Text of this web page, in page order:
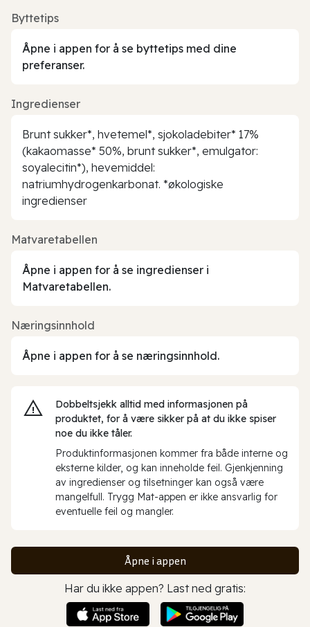
Byttetips
Åpne i appen for å se byttetips med dine
preferanser.
Ingredienser
Brunt sukker*, hvetemel*, sjokoladebiter* 17%
(kakaomasse* 50%, brunt sukker*, emulgator:
soyalecitin*), hevemiddel:
natriumhydrogenkarbonat. *økologiske
ingredienser
Matvaretabellen
Åpne i appen for å se ingredienser i
Matvaretabellen.
Næringsinnhold
Åpne i appen for å se næringsinnhold.
Dobbeltsjekk alltid med informasjonen på
produktet, for å være sikker på at du ikke spiser
noe du ikke tåler.
Produktinformasjonen kommer fra både interne og
eksterne kilder, og kan inneholde feil. Gjenkjenning
av ingredienser og tilsetninger kan også være
mangelfull. Trygg Mat-appen er ikke ansvarlig for
eventuelle feil og mangler.
Åpne i appen
Har du ikke appen? Last ned gratis: